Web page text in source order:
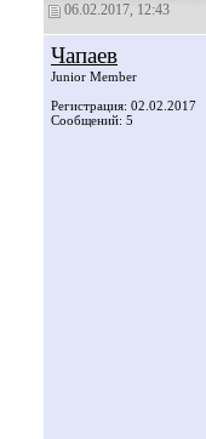
06.02.2017, 12:43
Чапаев
Junior Member
Регистрация: 02.02.2017
Сообщений: 5